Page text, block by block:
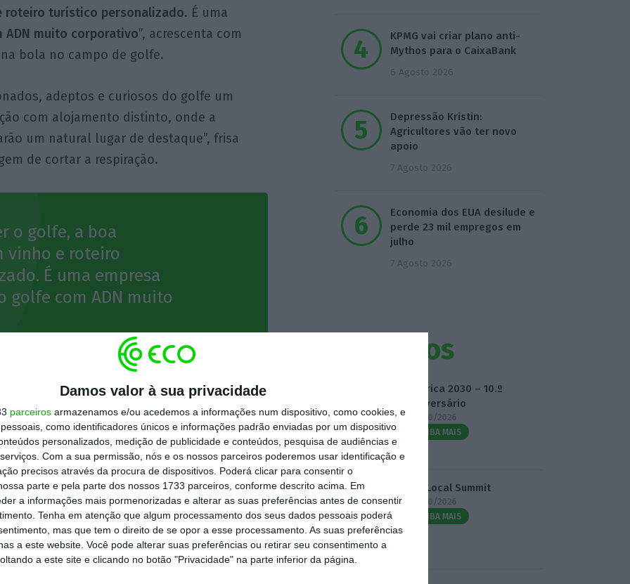
Damos valor à sua privacidade
parceiros armazenamos e/ou acedemos a informações num dispositivo, como cookies, e
como identificadores únicos e informações padrão enviadas por um dispositivo
personalizados, medição de publicidade e conteúdos, pesquisa de audiências e
Com a sua permissão, nós e os nossos parceiros poderemos usar identificação e
precisos através da procura de dispositivos. Poderá clicar para consentir o
parte e pela parte dos nossos 1733 parceiros, conforme descrito acima. Em
a informações mais pormenorizadas e alterar as suas preferências antes de consentir
Tenha em atenção que algum processamento dos seus dados pessoais poderá
mas que tem o direito de se opor a esse processamento. As suas preferências
a este website. Você pode alterar suas preferências ou retirar seu consentimento a
a este site e clicando no botão "Privacidade" na parte inferior da página.
roteiro turístico personalizado. É uma
ADN muito corporativo”, acrescenta com
bola no campo de golfe.
adeptos e curiosos do golfe um
com alojamento distinto, onde a
um natural lugar de destaque”, frisa
de cortar a respiração.
o golfe, a boa
vinho e roteiro
É uma empresa
golfe com ADN muito
porto, acreditam os dois sócios, e, a
e de tal forma que o evento deste ano
de outubro de cada ano.
no projeto para mostrarem os seus
primeiro evento da Charme Eleven, com
KPMG vai criar plano anti-
Mythos para o CaixaBank
6 Agosto 2026
Depressão Kristin:
Agricultores vão ter novo
apoio
7 Agosto 2026
Economia dos EUA desilude e
perde 23 mil empregos em
julho
7 Agosto 2026
Eventos
Fábrica 2030 – 10.º
Aniversário
14/10/2026
SAIBA MAIS
3.º Local Summit
07/10/2026
SAIBA MAIS